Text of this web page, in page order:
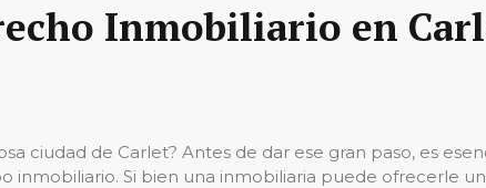
Inmobiliario en
ciudad de Carlet? Antes de dar ese gran paso, es
Si bien una inmobiliaria puede ofrecerle